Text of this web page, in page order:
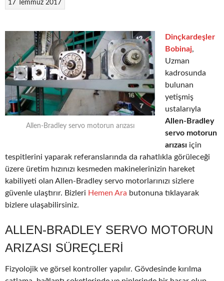
17 Temmuz 2017
Allen-Bradley servo motorun arızası
Dinçkardeşler
Bobinaj,
Uzman
kadrosunda
bulunan
yetişmiş
ustalarıyla
Allen-Bradley
servo motorun
arızası için
tespitlerini yaparak referanslarında da rahatlıkla görüleceği
üzere üretim hızınızı kesmeden makinelerinizin hareket
kabiliyeti olan Allen-Bradley servo motorlarınızı sizlere
güvenle ulaştırır. Bizleri Hemen Ara butonuna tıklayarak
bizlere ulaşabilirsiniz.
ALLEN-BRADLEY SERVO MOTORUN
ARIZASI SÜREÇLERI
Fizyolojik ve görsel kontroller yapılır. Gövdesinde kırılma